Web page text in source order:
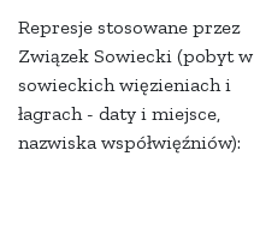
Represje stosowane przez
Związek Sowiecki (pobyt w
sowieckich więzieniach i
łagrach - daty i miejsce,
nazwiska współwięźniów):